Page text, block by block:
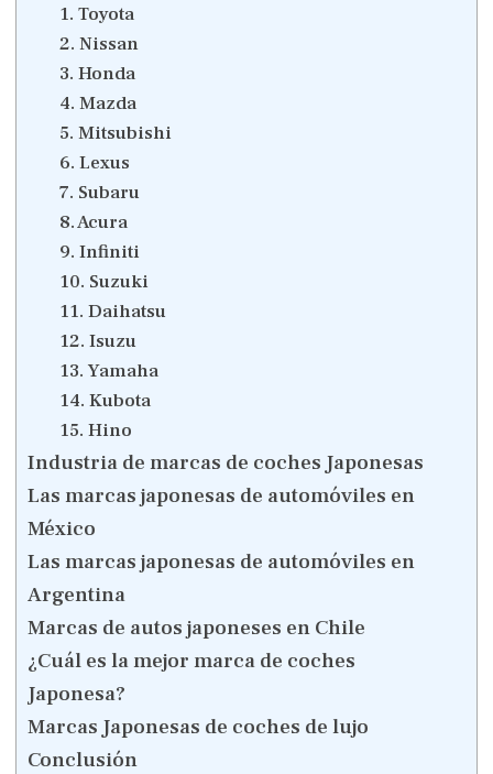
1. Toyota
2. Nissan
3. Honda
4. Mazda
5. Mitsubishi
6. Lexus
7. Subaru
8. Acura
9. Infiniti
10. Suzuki
11. Daihatsu
12. Isuzu
13. Yamaha
14. Kubota
15. Hino
Industria de marcas de coches Japonesas
Las marcas japonesas de automóviles en
México
Las marcas japonesas de automóviles en
Argentina
Marcas de autos japoneses en Chile
¿Cuál es la mejor marca de coches
Japonesa?
Marcas Japonesas de coches de lujo
Conclusión